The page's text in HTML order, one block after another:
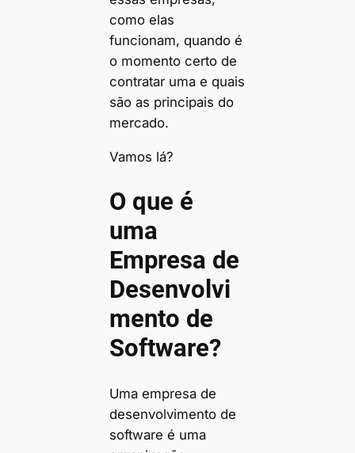
como elas
funcionam, quando é
o momento certo de
contratar uma e quais
são as principais do
mercado.
Vamos lá?
O que é
uma
Empresa de
Desenvolvi
mento de
Software?
Uma empresa de
desenvolvimento de
software é uma